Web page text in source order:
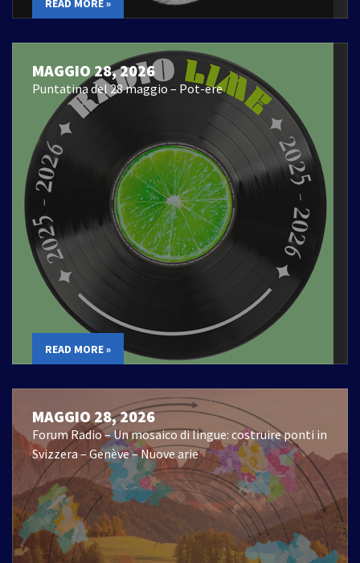
READ MORE »
MAGGIO 28, 2026
Puntatina del 28 maggio – Pot-ere
READ MORE »
MAGGIO 28, 2026
Forum Radio – Un mosaico di lingue: costruire ponti in
Svizzera – Genève – Nuove arie